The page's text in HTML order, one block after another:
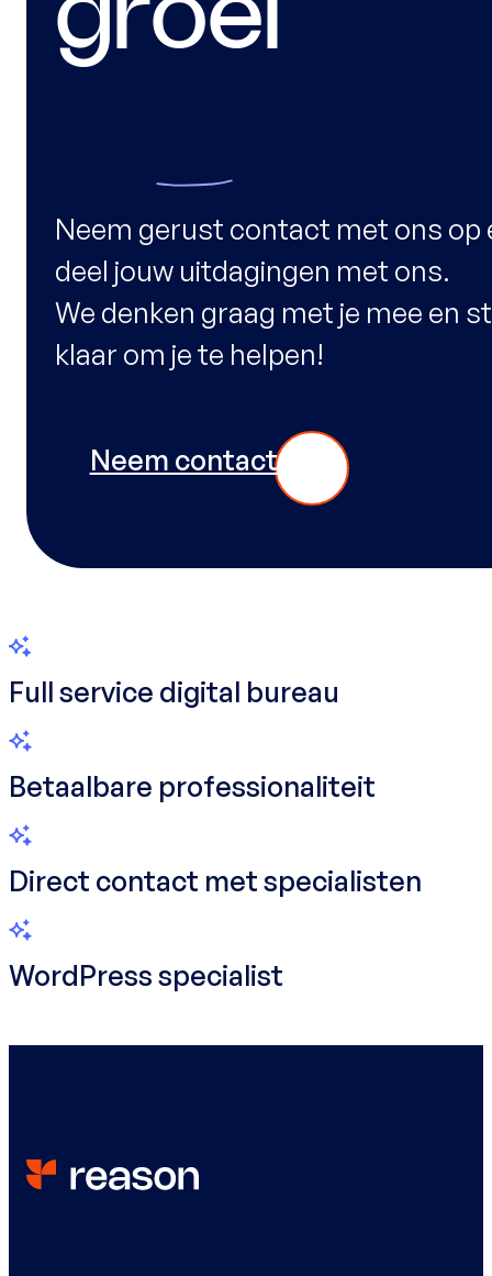
groei
Neem gerust contact met ons op
deel jouw uitdagingen met ons.
We denken graag met je mee en
klaar om je te helpen!
Neem contact op
Full service digital bureau
Betaalbare professionaliteit
Direct contact met specialisten
WordPress specialist